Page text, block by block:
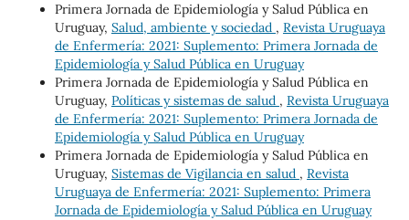
Primera Jornada de Epidemiología y Salud Pública en
Uruguay, Salud, ambiente y sociedad , Revista Uruguaya
de Enfermería: 2021: Suplemento: Primera Jornada de
Epidemiología y Salud Pública en Uruguay
Primera Jornada de Epidemiología y Salud Pública en
Uruguay, Políticas y sistemas de salud , Revista Uruguaya
de Enfermería: 2021: Suplemento: Primera Jornada de
Epidemiología y Salud Pública en Uruguay
Primera Jornada de Epidemiología y Salud Pública en
Uruguay, Sistemas de Vigilancia en salud , Revista
Uruguaya de Enfermería: 2021: Suplemento: Primera
Jornada de Epidemiología y Salud Pública en Uruguay